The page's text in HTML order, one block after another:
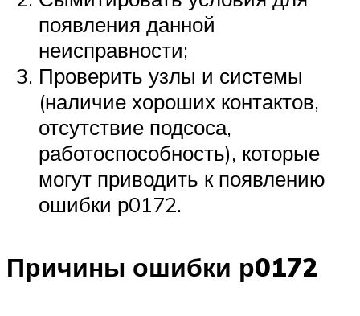
появления данной
неисправности;
Проверить узлы и системы
(наличие хороших контактов,
отсутствие подсоса,
работоспособность), которые
могут приводить к появлению
ошибки р0172.
Причины ошибки р0172